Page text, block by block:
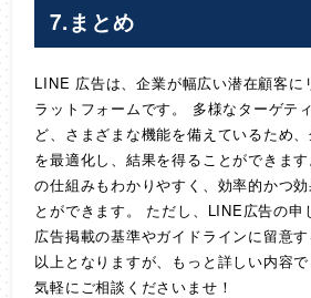
7.まとめ
LINE 広告は、企業が幅広い潜在顧客に
ラットフォームです。 多様なターゲテ
ど、さまざまな機能を備えているため
を最適化し、結果を得ることができま
の仕組みもわかりやすく、効率的かつ
とができます。 ただし、LINE広告の申
広告掲載の基準やガイドラインに留意す
以上となりますが、もっと詳しい内容
気軽にご相談くださいませ！